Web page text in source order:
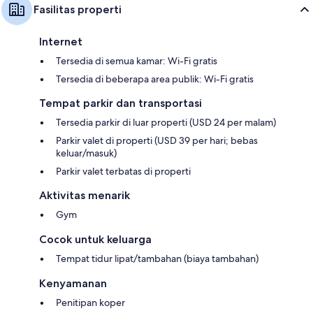
Fasilitas properti
Internet
Tersedia di semua kamar: Wi-Fi gratis
Tersedia di beberapa area publik: Wi-Fi gratis
Tempat parkir dan transportasi
Tersedia parkir di luar properti (USD 24 per malam)
Parkir valet di properti (USD 39 per hari; bebas
keluar/masuk)
Parkir valet terbatas di properti
Aktivitas menarik
Gym
Cocok untuk keluarga
Tempat tidur lipat/tambahan (biaya tambahan)
Kenyamanan
Penitipan koper